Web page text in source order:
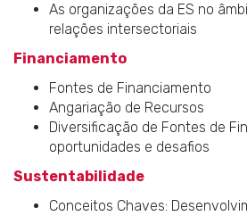
As organizações da ES no
relações intersectoriais
Financiamento
Fontes de Financiamento
Angariação de Recursos
Diversificação de Fontes de
oportunidades e desafios
Sustentabilidade
Conceitos Chaves: